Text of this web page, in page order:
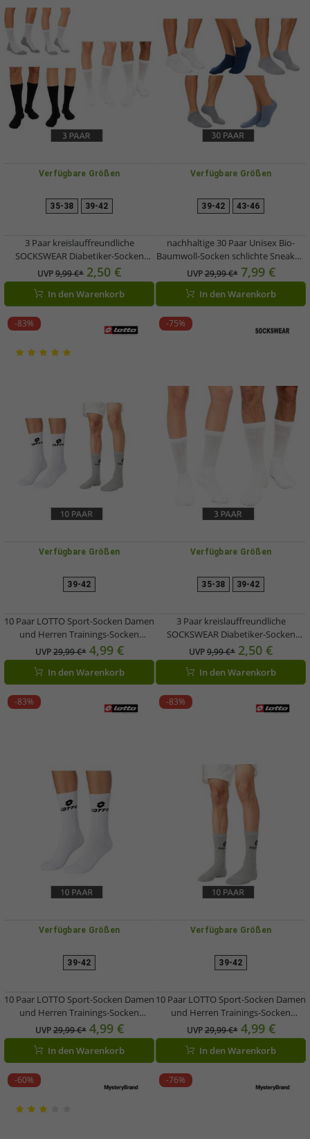
Verfügbare Größen
35-38 39-42
3 Paar kreislauffreundliche
SOCKSWEAR Diabetiker-Socken
Damen und Herren Baumwoll-
Strümpfe mit Komfortbund Weiß,
Schwarz oder Weiß/Grau
UVP9,99 €* 2,50 €
In den Warenkorb
Verfügbare Größen
39-42 43-46
nachhaltige 30 Paar Unisex Bio-
Baumwoll-Socken schlichte Sneaker-
Socken Kurz-Socken Strümpfe
Grau/Weiß/Hell-Grau/Hell-
Blau/Dunkelblau
UVP29,99 €* 7,99 €
In den Warenkorb
-83%
Verfügbare Größen
39-42
10 Paar LOTTO Sport-Socken Damen
und Herren Trainings-Socken
Tennis-Strümpfe Baumwoll-Socken
Weiß, Grau oder Schwarz
UVP29,99 €* 4,99 €
In den Warenkorb
-75%
Verfügbare Größen
35-38 39-42
3 Paar kreislauffreundliche
SOCKSWEAR Diabetiker-Socken
Damen und Herren Baumwoll-
Strümpfe mit Komfortbund 7673244
Weiß
UVP9,99 €* 2,50 €
In den Warenkorb
-83%
Verfügbare Größen
39-42
10 Paar LOTTO Sport-Socken Damen
und Herren Trainings-Socken
Tennis-Strümpfe Baumwoll-Socken
Weiß
UVP29,99 €* 4,99 €
In den Warenkorb
-83%
Verfügbare Größen
39-42
10 Paar LOTTO Sport-Socken Damen
und Herren Trainings-Socken
Tennis-Strümpfe Baumwoll-Socken
8986012 Grau
UVP29,99 €* 4,99 €
In den Warenkorb
-60% -76%